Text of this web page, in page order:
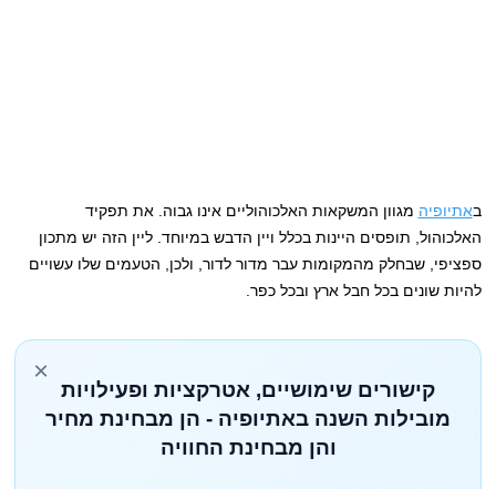
באתיופיה מגוון המשקאות האלכוהוליים אינו גבוה. את תפקיד
האלכוהול, תופסים היינות בכלל ויין הדבש במיוחד. ליין הזה יש מתכון
ספציפי, שבחלק מהמקומות עבר מדור לדור, ולכן, הטעמים שלו עשויים
להיות שונים בכל חבל ארץ ובכל כפר.
×
קישורים שימושיים, אטרקציות ופעילויות
מובילות השנה באתיופיה - הן מבחינת מחיר
והן מבחינת החוויה